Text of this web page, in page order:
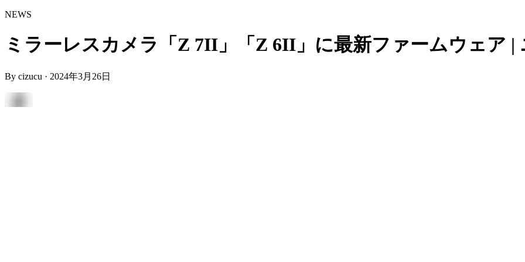
NEWS
ミラーレスカメラ「Z 7II」「Z 6II」に最新ファームウェア |
By cizucu · 2024年3月26日